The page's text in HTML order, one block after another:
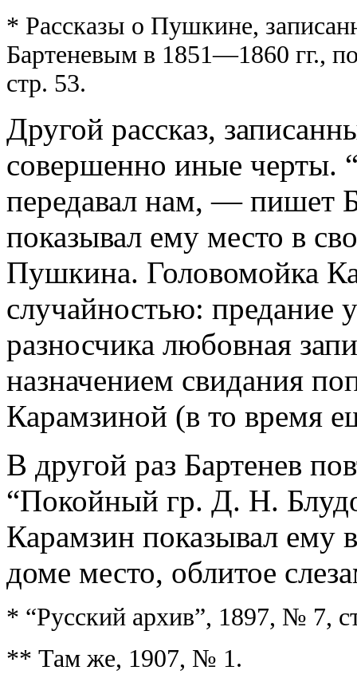
* Рассказы о Пушкине,
Бартеневым в 1851—1860 гг.,
стр. 53.
Другой рассказ,
совершенно иные черты.
передавал нам, — пишет
показывал ему место в
Пушкина. Головомойка
случайностью: предание
разносчика любовная
назначением свидания
Карамзиной (в то время
В другой раз Бартенев
“Покойный гр. Д. Н.
Карамзин показывал ему
доме место, облитое
* “Русский архив”, 1897, № 7,
** Там же, 1907, № 1.